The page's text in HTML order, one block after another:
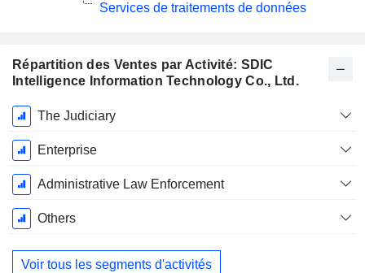
Répartition des Ventes par Activité: SDIC
Intelligence Information Technology Co., Ltd.
Période
Fiscale:
Décembre
The Judiciary
Enterprise
Administrative Law Enforcement
Others
Voir tous les segments d'activités
Services de traitements de données